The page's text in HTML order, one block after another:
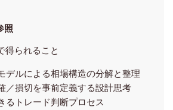
照
得られること
デルによる相場構造の分解と整理
／損切を事前定義する設計思考
るトレード判断プロセス